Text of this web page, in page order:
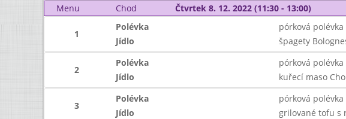
Menu
Chod Čtvrtek 8. 12. 2022 (11:30 - 13:00)
1
Polévka pórková polévka
Jídlo
špagety
2
Polévka pórková polévka
Jídlo
kuřecí maso
3
Polévka pórková polévka
Jídlo
grilované tofu s